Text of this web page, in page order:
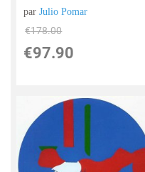
parJulio Pomar
€178.00
€97.90